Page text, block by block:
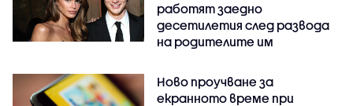
работят заедно
десетилетия след развода
на родителите им
Ново проучване за
екранното време при